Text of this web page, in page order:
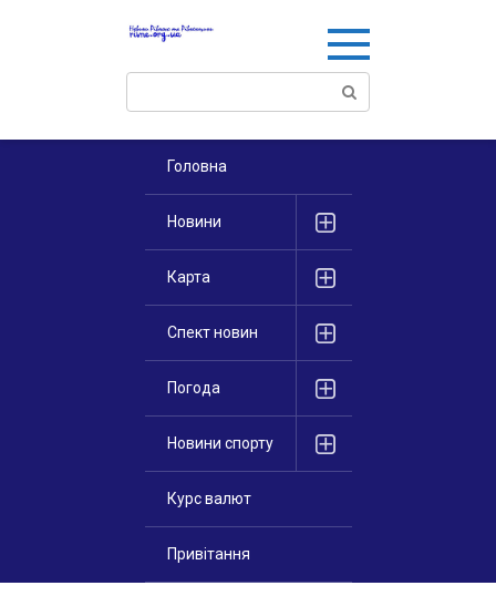
Поиск:
Головна
Новини
Карта
Спект новин
Погода
Новини спорту
Курс валют
Привітання